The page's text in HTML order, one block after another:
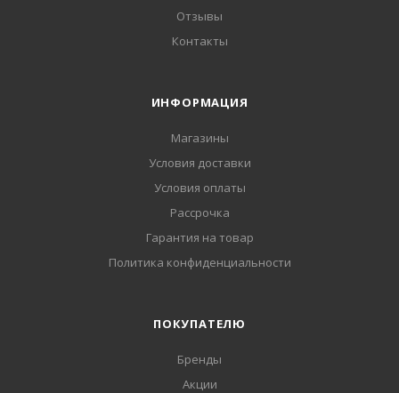
Отзывы
Контакты
ИНФОРМАЦИЯ
Магазины
Условия доставки
Условия оплаты
Рассрочка
Гарантия на товар
Политика конфиденциальности
ПОКУПАТЕЛЮ
Бренды
Акции